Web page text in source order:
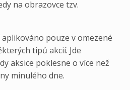
na obrazovce tzv.
pouze v omezené
tipů akcií. Jde
aksice poklesne o více než
minulého dne.